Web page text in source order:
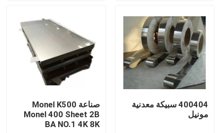
معلومات عنا
جولة في المعمل
مراقبة الجودة
اتصل بنا
400404 سبيكة معدنية
مونيل
صناعة Monel K500
Monel 400 Sheet 2B
BA NO.1 4K 8K